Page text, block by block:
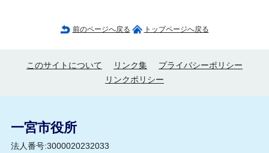
前のページへ戻る トップページへ戻る
このサイトについて リンク集
プライバシーポリシー
リンクポリシー
一宮市役所
法人番号:3000020232033